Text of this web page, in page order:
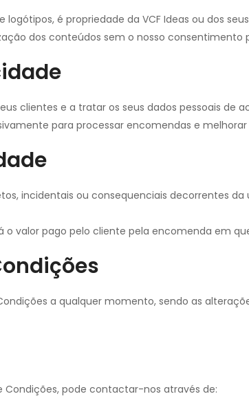
é propriedade da VCF Ideas ou dos
dos conteúdos sem o nosso consentimento
clientes e a tratar os seus dados pessoais de
para processar encomendas e
incidentais ou consequenciais decorrentes
o valor pago pelo cliente pela encomenda em
a qualquer momento, sendo as
Condições, pode contactar-nos através de: